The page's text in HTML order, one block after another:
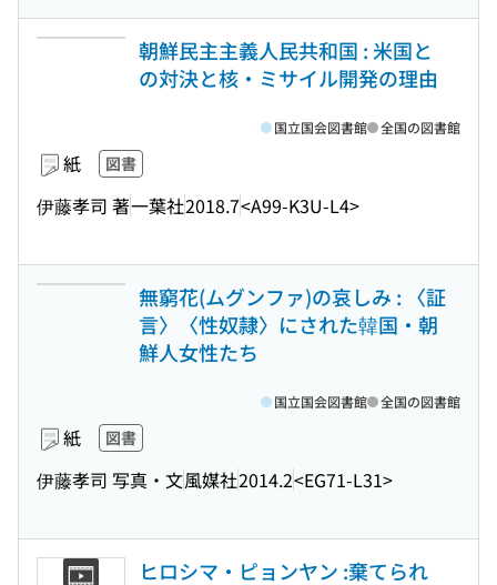
朝鮮民主主義人民共和国 : 米国と
の対決と核・ミサイル開発の理由
紙 図書
伊藤孝司 著一葉社2018.7<A99-K3U-L4>
国立国会図書館 全国の図書館
無窮花(ムグンファ)の哀しみ : 〈証
言〉〈性奴隷〉にされた韓国・朝
鮮人女性たち
紙 図書
伊藤孝司 写真・文風媒社2014.2<EG71-L31>
国立国会図書館 全国の図書館
ヒロシマ・ピョンヤン :棄てられ